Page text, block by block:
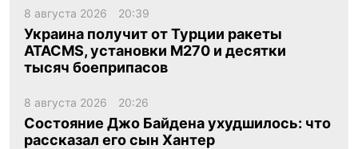
8 августа 2026 20:39
Украина получит от Турции ракеты
ATACMS, установки M270 и десятки
тысяч боеприпасов
8 августа 2026 20:26
Состояние Джо Байдена ухудшилось: что
рассказал его сын Хантер